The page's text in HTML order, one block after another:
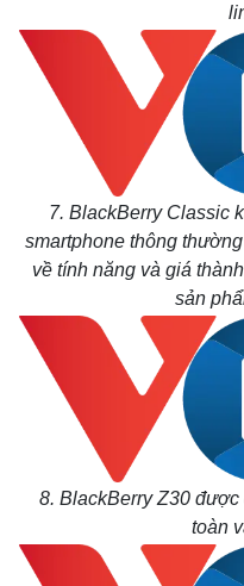
Quan sát
Cuộc sống đó đây
Hồ sơ
7. BlackBerry Classic
smartphone thông
về tính năng và giá
sản
8. BlackBerry Z30
toàn